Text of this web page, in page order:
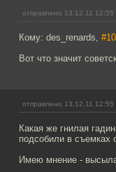
отправлено 13.12.11 12:55
Кому: des_renards, #10
Вот что значит
отправлено 13.12.11 12:55
Какая же гнилая
подсобили в съемках
Имею мнение -